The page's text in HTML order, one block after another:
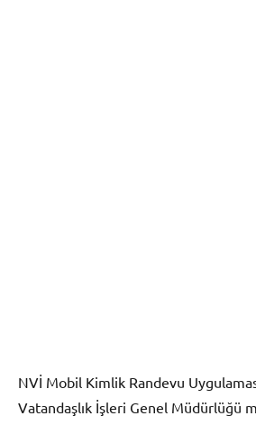
NVİ Mobil Kimlik Randevu
Vatandaşlık İşleri Genel Müdürlüğü